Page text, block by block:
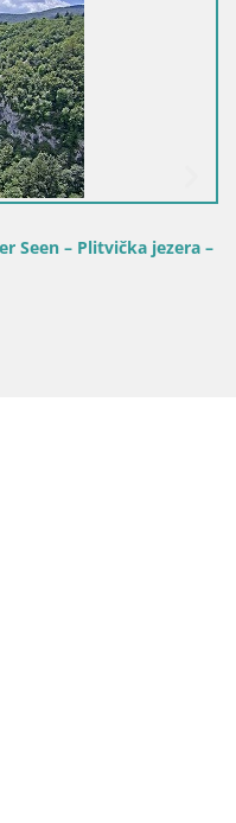
Seen – Plitvička jezera –